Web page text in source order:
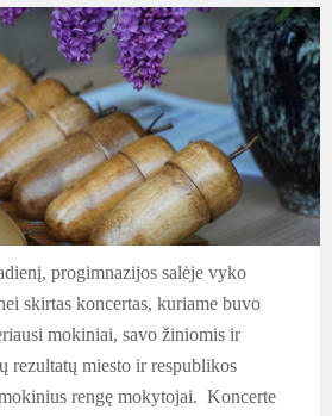
progimnazijos salėje vyko
skirtas koncertas, kuriame buvo
mokiniai, savo žiniomis ir
rezultatų miesto ir respublikos
rengę mokytojai. Koncerte